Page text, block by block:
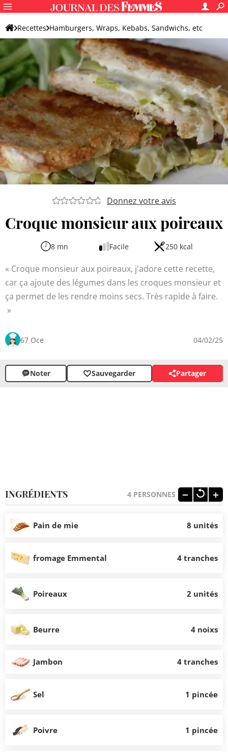
Recettes Hamburgers, Wraps, Kebabs, Sandwichs, etc
Croque-monsieur Croque monsieur original
Donnez votre avis
Croque monsieur aux poireaux
8 mn Facile 250 kcal
Croque monsieur aux poireaux, j'adore cette recette,
car ça ajoute des légumes dans les croques monsieur et
ça permet de les rendre moins secs. Très rapide à faire.
67 Oce 04/02/25
Noter Sauvegarder Partager
INGRÉDIENTS 4 PERSONNES
Pain de mie 8 unités
fromage Emmental 4 tranches
Poireaux 2 unités
Beurre 4 noixs
Jambon 4 tranches
Sel 1 pincée
Poivre 1 pincée